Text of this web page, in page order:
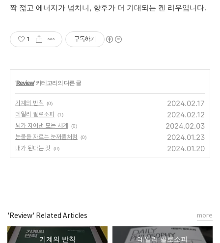
짝 젊고 에너지가 넘치니, 향후가 더 기대되는 켄 리우입니다.
1 구독하기
'Review' 카테고리의 다른 글
기계의 반칙 (0) 2024.02.17
데일리 필로소피 (1) 2024.02.12
뇌가 지어낸 모든 세계 (0) 2024.02.03
눈물을 자르는 눈꺼풀처럼 (0) 2024.01.23
내가 된다는 것 (0) 2024.01.20
'Review' Related Articles
기계의 반칙 데일리 필로소피
more